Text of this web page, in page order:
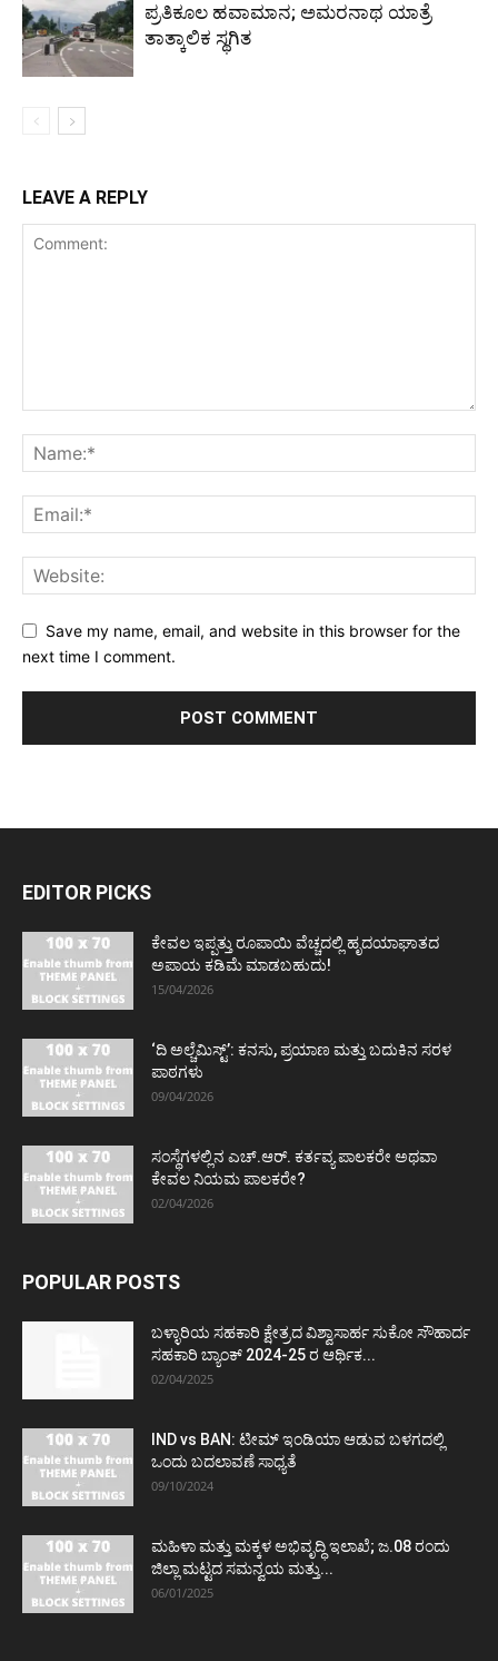
ಪ್ರತಿಕೂಲ ಹವಾಮಾನ; ಅಮರನಾಥ ಯಾತ್ರೆ
ತಾತ್ಕಾಲಿಕ ಸ್ಥಗಿತ
LEAVE A REPLY
Save my name, email, and website in this browser for the
next time I comment.
EDITOR PICKS
ಕೇವಲ ಇಪ್ಪತ್ತು ರೂಪಾಯಿ ವೆಚ್ಚದಲ್ಲಿ ಹೃದಯಾಘಾತದ
ಅಪಾಯ ಕಡಿಮೆ ಮಾಡಬಹುದು!
15/04/2026
‘ದಿ ಅಲ್ಚೆಮಿಸ್ಟ್’: ಕನಸು, ಪ್ರಯಾಣ ಮತ್ತು ಬದುಕಿನ ಸರಳ
ಪಾಠಗಳು
09/04/2026
ಸಂಸ್ಥೆಗಳಲ್ಲಿನ ಎಚ್.ಆರ್. ಕರ್ತವ್ಯ ಪಾಲಕರೇ ಅಥವಾ
ಕೇವಲ ನಿಯಮ ಪಾಲಕರೇ?
02/04/2026
POPULAR POSTS
ಬಳ್ಳಾರಿಯ ಸಹಕಾರಿ ಕ್ಷೇತ್ರದ ವಿಶ್ವಾಸಾರ್ಹ ಸುಕೋ ಸೌಹಾರ್ದ
ಸಹಕಾರಿ ಬ್ಯಾಂಕ್ 2024-25 ರ ಆರ್ಥಿಕ...
02/04/2025
IND vs BAN: ಟೀಮ್ ಇಂಡಿಯಾ ಆಡುವ ಬಳಗದಲ್ಲಿ
ಒಂದು ಬದಲಾವಣೆ ಸಾಧ್ಯತೆ
09/10/2024
ಮಹಿಳಾ ಮತ್ತು ಮಕ್ಕಳ ಅಭಿವೃದ್ಧಿ ಇಲಾಖೆ; ಜ.08 ರಂದು
ಜಿಲ್ಲಾ ಮಟ್ಟದ ಸಮನ್ವಯ ಮತ್ತು...
06/01/2025